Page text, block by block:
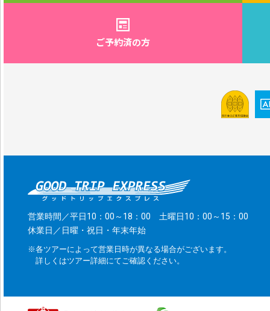
ご予約済の方
営業時間／平日10：00～18：00 土曜日10：00～15：00
休業日／日曜・祝日・年末年始
※各ツアーによって営業日時が異なる場合がございます。
詳しくはツアー詳細にてご確認ください。